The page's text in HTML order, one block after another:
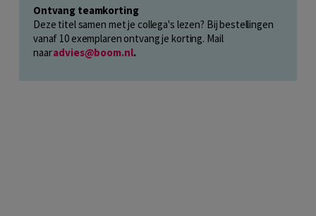
Ontvang teamkorting
Deze titel samen met je collega's lezen? Bij bestellingen
vanaf 10 exemplaren ontvang je korting. Mail
naaradvies@boom.nl.